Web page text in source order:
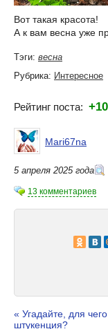
Вот такая красота!
А к вам весна уже
Тэги: весна
Рубрика: Интересное
Рейтинг поста: +10
Mari67na
5 апреля 2025 года
13 комментариев
« Угадайте, для
штукенция?